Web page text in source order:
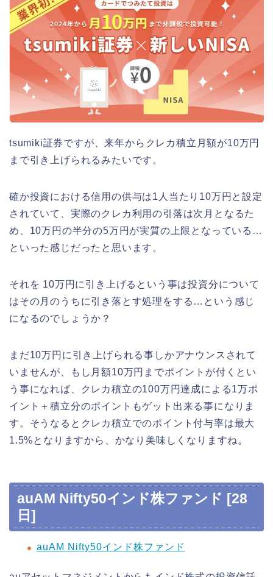
tsumiki証券ですが、来年からクレカ積立月額が10万円
まで引き上げられるみたいです。
確か投資における信用の供与は1人当たり10万円と設定
されていて、実際のクレカ利用の引落は次月となるた
め、10万円の半分の5万円が実質の上限となっている…
といった感じだったと思います。
それを 10万円に引き上げるという事は投資分について
はその月のうちに引き落とす処理をする…という感じ
になるのでしょうか？
まだ10万円に引き上げられる事しかアナウンスされて
いませんが、もし月額10万円までポイントが付くとい
う事になれば、クレカ積立の100万円達成による1万ポ
イント＋積立分のポイントもゲット出来る事になりま
す。そうなるとクレカ積立でのポイント付与率は最大
1.5%となりますから、かなり美味しくなりますね。
auAM Nifty50インド株ファンド [28
日]
auAM Nifty50インド株ファンド